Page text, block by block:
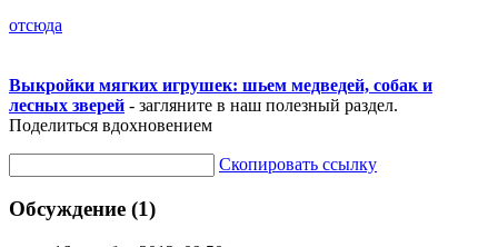
отсюда
Выкройки мягких игрушек: шьем медведей, собак и
лесных зверей - загляните в наш полезный раздел.
Поделиться вдохновением
Скопировать ссылку
Обсуждение (1)